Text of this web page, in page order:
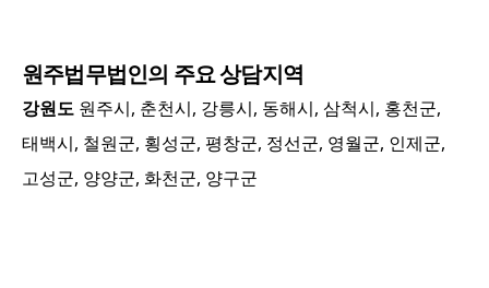
원주법무법인의 주요 상담지역
강원도 원주시, 춘천시, 강릉시, 동해시, 삼척시, 홍천군,
태백시, 철원군, 횡성군, 평창군, 정선군, 영월군, 인제군,
고성군, 양양군, 화천군, 양구군